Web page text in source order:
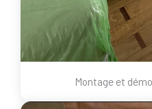
Montage et